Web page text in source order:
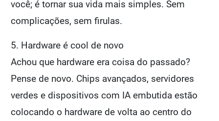
você; é tornar sua vida mais simples. Sem
complicações, sem firulas.
5. Hardware é cool de novo
Achou que hardware era coisa do passado?
Pense de novo. Chips avançados, servidores
verdes e dispositivos com IA embutida estão
colocando o hardware de volta ao centro do